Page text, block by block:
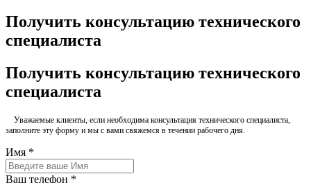
Получить консультацию технического
специалиста
Получить консультацию технического
специалиста
Уважаемые клиенты, если необходима консультация технического специалиста,
заполните эту форму и мы с вами свяжемся в течении рабочего дня.
Имя *
Ваш телефон *